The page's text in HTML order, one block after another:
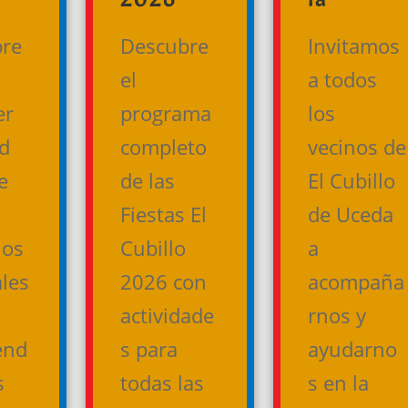
Descubre
el
programa
completo
de las
Fiestas El
Cubillo
2026 con
actividade
s para
todas las
Invitamos
a todos
los
vecinos de
El Cubillo
de Uceda
a
acompaña
rnos y
ayudarno
s en la